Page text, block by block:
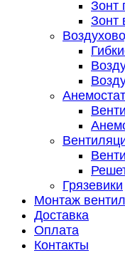
Зонт
Зонт
Грязевики
Монтаж
Доставка
Оплата
Контакты